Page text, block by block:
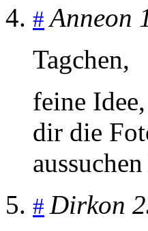
# Anneon
Tagchen,
feine
dir die
# Dirkon